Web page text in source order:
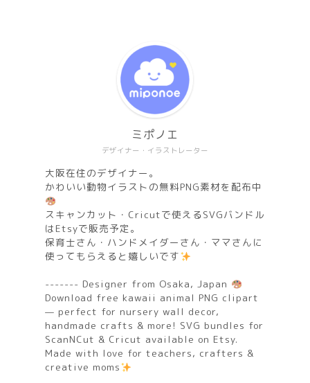
デザイナー・イラストレーター
ミポノエ
大阪在住のデザイナー。
かわいい動物イラストの無料PNG素材を配布中
スキャンカット・Cricutで使えるSVGバンドル
はEtsyで販売予定。
保育士さん・ハンドメイダーさん・ママさんに
使ってもらえると嬉しいです
------- Designer from Osaka, Japan
Download free kawaii animal PNG clipart
— perfect for nursery wall decor,
handmade crafts & more! SVG bundles for
ScanNCut & Cricut available on Etsy.
Made with love for teachers, crafters &
creative moms